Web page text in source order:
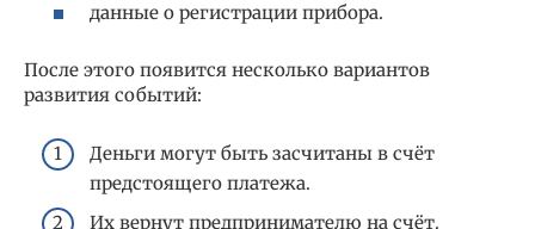
данные о регистрации прибора.
После этого появится несколько вариантов
развития событий:
Деньги могут быть засчитаны в счёт
предстоящего платежа.
Их вернут предпринимателю на счёт.